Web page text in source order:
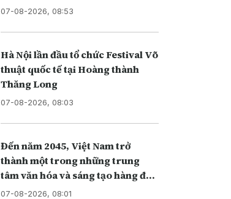
07-08-2026, 08:53
Hà Nội lần đầu tổ chức Festival Võ
thuật quốc tế tại Hoàng thành
Thăng Long
07-08-2026, 08:03
Đến năm 2045, Việt Nam trở
thành một trong những trung
tâm văn hóa và sáng tạo hàng đầu
khu vực
07-08-2026, 08:01